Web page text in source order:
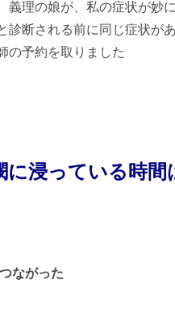
理の娘が、私の症状が妙
診断される前に同じ症状が
の予約を取りました
浸っている時間
ながった